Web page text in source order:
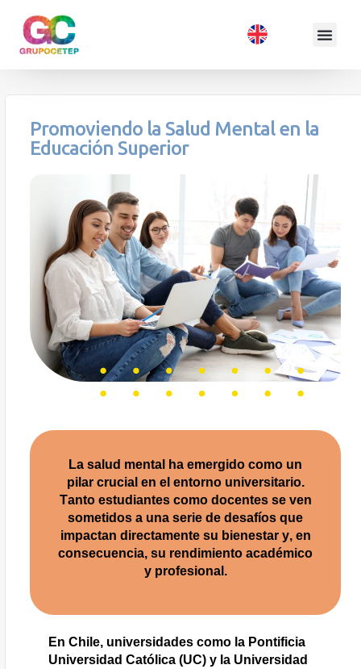
Promoviendo la Salud Mental en la
Educación Superior
La salud mental ha emergido como un
pilar crucial en el entorno universitario.
Tanto estudiantes como docentes se ven
sometidos a una serie de desafíos que
impactan directamente su bienestar y, en
consecuencia, su rendimiento académico
y profesional.
En Chile, universidades como la Pontificia
Universidad Católica (UC) y la Universidad